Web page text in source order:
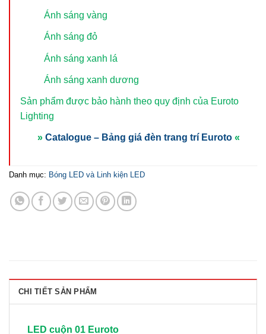
Ánh sáng vàng
Ánh sáng đỏ
Ánh sáng xanh lá
Ánh sáng xanh dương
Sản phẩm được bảo hành theo quy định của Euroto
Lighting
» Catalogue – Bảng giá đèn trang trí Euroto «
Danh mục: Bóng LED và Linh kiện LED
CHI TIẾT SẢN PHẨM
LED cuộn 01 Euroto